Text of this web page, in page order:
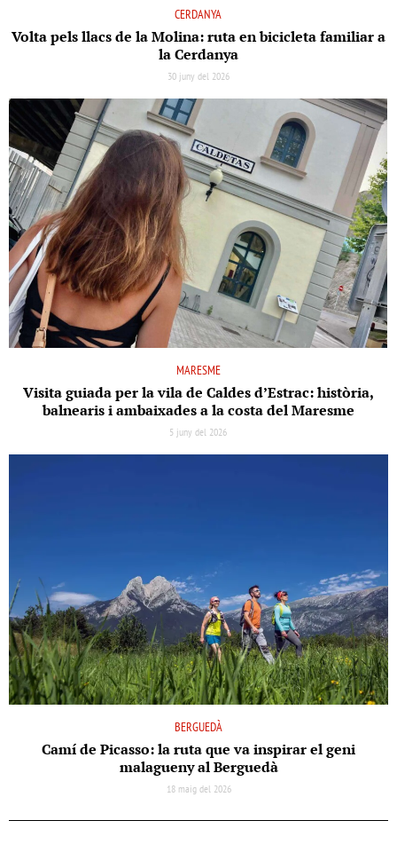
CERDANYA
Volta pels llacs de la Molina: ruta en bicicleta familiar a
la Cerdanya
30 juny del 2026
MARESME
Visita guiada per la vila de Caldes d’Estrac: història,
balnearis i ambaixades a la costa del Maresme
5 juny del 2026
BERGUEDÀ
Camí de Picasso: la ruta que va inspirar el geni
malagueny al Berguedà
18 maig del 2026